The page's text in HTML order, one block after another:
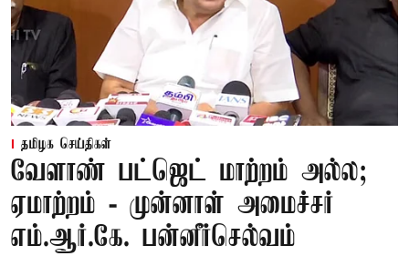
தமிழக செய்திகள்
வேளாண் பட்ஜெட் மாற்றம் அல்ல;
ஏமாற்றம் - முன்னாள் அமைச்சர்
எம்.ஆர்.கே. பன்னீர்செல்வம்